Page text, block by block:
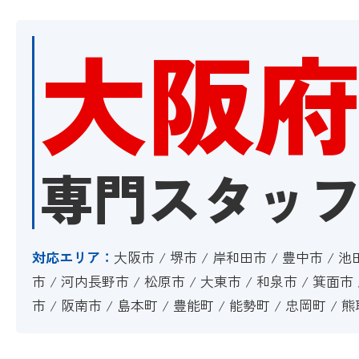
大阪
専門スタッ
対応エリア： 大阪市 / 堺市 / 岸和田市 / 豊中市 /
市 / 河内長野市 / 松原市 / 大東市 / 和泉市 / 箕面
市 / 阪南市 / 島本町 / 豊能町 / 能勢町 / 忠岡町 /